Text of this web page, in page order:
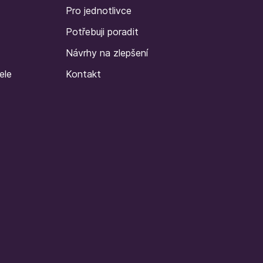
Pro jednotlivce
Potřebuji poradit
Návrhy na zlepšení
Kontakt